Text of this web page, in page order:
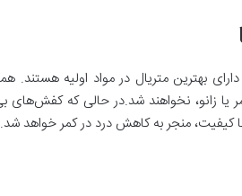
بهترین متریال در مواد اولیه
یا زانو، نخواهند شد.در حالی که
منجر به کاهش درد در کمر خواهد